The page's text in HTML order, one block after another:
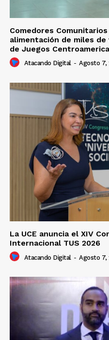
Comedores
alimentación de miles
de Juegos
Atacando Digital - Agosto 7,
La UCE anuncia el XIV
Internacional TUS 2026
Atacando Digital - Agosto 7,